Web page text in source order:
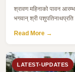
श्रावण महिनाको पावन
भगवान् श्री
Read More →
LATEST-UPDATES